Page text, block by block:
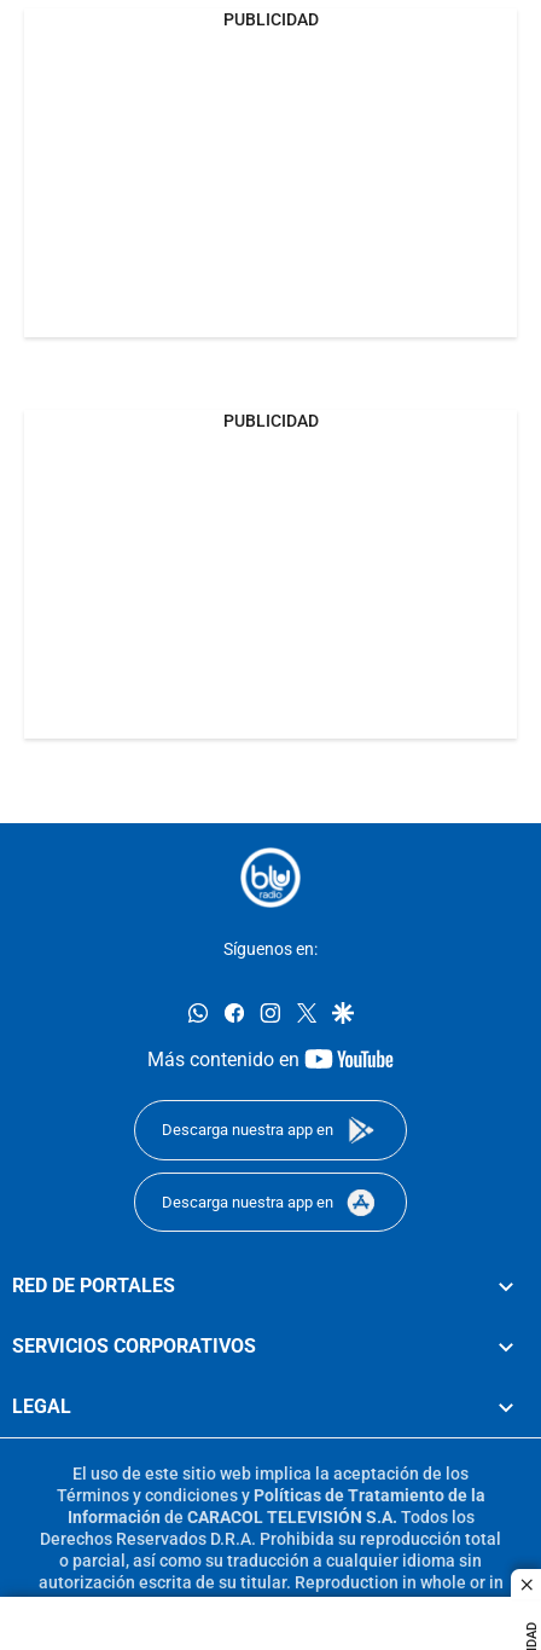
PUBLICIDAD
PUBLICIDAD
Síguenos en:
whatsappfacebookinstagram
twittergoogle
Más contenido en
youtube-
Descarga nuestra app en
Descarga nuestra app en
RED DE PORTALES
SERVICIOS CORPORATIVOS
LEGAL
El uso de este sitio web implica la aceptación de los
Términos y condicionesy Políticas de Tratamiento de la
Información de CARACOL TELEVISIÓN S.A. Todos los
Derechos Reservados D.R.A. Prohibida su reproducción total
o parcial, así como su traducción a cualquier idioma sin
autorización escrita de su titular. Reproduction in whole or in